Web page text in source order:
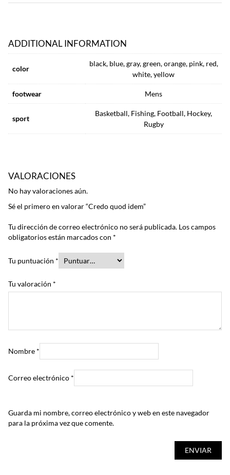
ADDITIONAL INFORMATION
color
black, blue, gray, green, orange, pink, red,
white, yellow
footwear Mens
sport
Basketball, Fishing, Football, Hockey,
Rugby
VALORACIONES
No hay valoraciones aún.
Sé el primero en valorar “Credo quod idem”
Tu dirección de correo electrónico no será publicada. Los campos
obligatorios están marcados con *
Tu puntuación *
Tu valoración *
Nombre *
Correo electrónico *
Guarda mi nombre, correo electrónico y web en este navegador
para la próxima vez que comente.